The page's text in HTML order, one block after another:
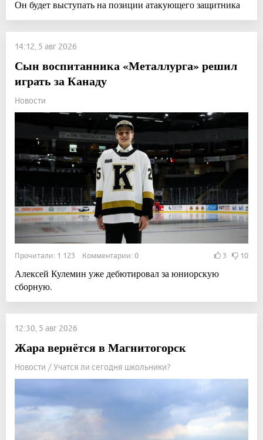
Он будет выступать на позиции атакующего защитника
14:12, 5 авг 2026
Сын воспитанника «Металлурга» решил
играть за Канаду
Новости
Прочитали: 1 123 Комментарии: 0 3 10
Алексей Кулемин уже дебютировал за юниорскую
сборную.
12:30, 5 авг 2026
Жара вернётся в Магнитогорск
Новости / Учатся ли сегодня школьники?